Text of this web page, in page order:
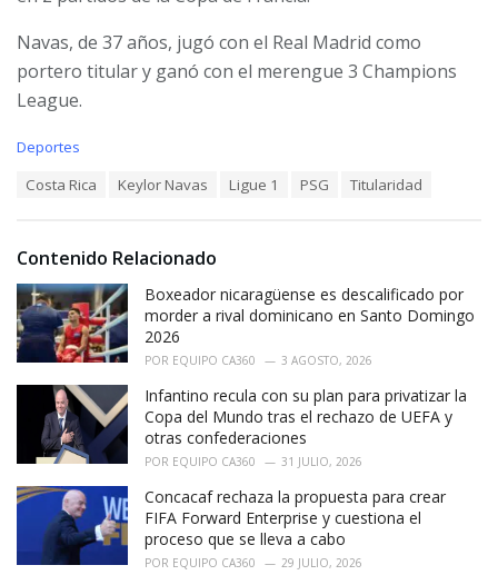
Navas, de 37 años, jugó con el Real Madrid como
portero titular y ganó con el merengue 3 Champions
League.
C
r
i
e
s
:
Deportes
:
Costa Rica Keylor Navas Ligue 1 PSG Titularidad
Contenido Relacionado
Boxeador nicaragüense es descalificado por
morder a rival dominicano en Santo Domingo
2026
POR EQUIPO CA360 3 AGOSTO, 2026
Infantino recula con su plan para privatizar la
Copa del Mundo tras el rechazo de UEFA y
otras confederaciones
POR EQUIPO CA360 31 JULIO, 2026
Concacaf rechaza la propuesta para crear
FIFA Forward Enterprise y cuestiona el
proceso que se lleva a cabo
POR EQUIPO CA360 29 JULIO, 2026